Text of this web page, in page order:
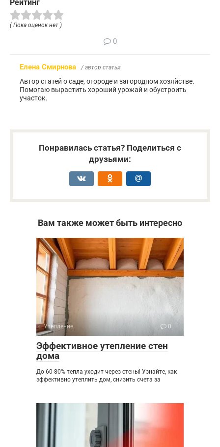
Рейтинг
( Пока оценок нет )
0
Елена Смирнова / автор статьи
Автор статей о саде, огороде и загородном хозяйстве.
Помогаю вырастить хороший урожай и обустроить
участок.
Понравилась статья? Поделиться с
друзьями:
Вам также может быть интересно
Утепление 0
Эффективное утепление стен
дома
До 60-80% тепла уходит через стены! Узнайте, как
эффективно утеплить дом, снизить счета за